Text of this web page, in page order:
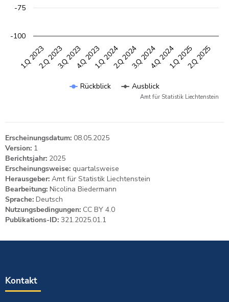
Rückblick Ausblick
1.Q 20232.Q 20233.Q 20234.Q 20231.Q 20242.Q 20243.Q 20244.Q 20241.Q 20252.Q 2025
-100
-75
Amt für Statistik Liechtenstein
Erscheinungsdatum: 08.05.2025
Version: 1
Berichtsjahr: 2025
Erscheinungsweise: quartalsweise
Herausgeber: Amt für Statistik Liechtenstein
Bearbeitung: Nicolina Biedermann
Sprache: Deutsch
Nutzungsbedingungen: CC BY 4.0
Publikations-ID: 321.2025.01.1
Kontakt